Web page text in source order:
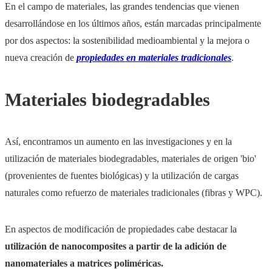
En el campo de materiales, las grandes tendencias que vienen
desarrollándose en los últimos años, están marcadas principalmente
por dos aspectos: la sostenibilidad medioambiental y la mejora o
nueva creación de propiedades en materiales tradicionales.
Materiales biodegradables
Así, encontramos un aumento en las investigaciones y en la
utilización de materiales biodegradables, materiales de origen 'bio'
(provenientes de fuentes biológicas) y la utilización de cargas
naturales como refuerzo de materiales tradicionales (fibras y WPC).
En aspectos de modificación de propiedades cabe destacar la
utilización de nanocomposites a partir de la adición de
nanomateriales a matrices poliméricas.